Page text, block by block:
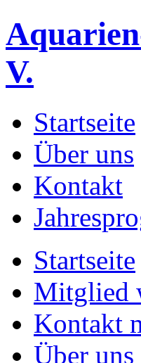
V.
Startseite
Über uns
Kontakt
Startseite
Mitglied
Kontakt
Über uns